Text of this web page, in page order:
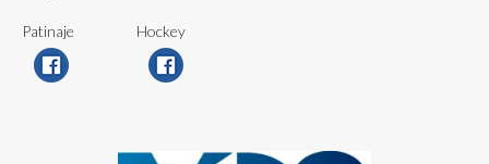
Patinaje Hockey